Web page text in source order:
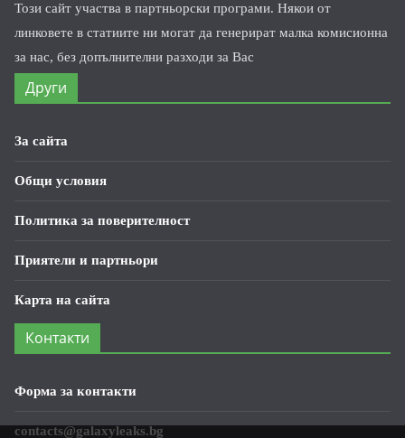
Този сайт участва в партньорски програми. Някои от
линковете в статиите ни могат да генерират малка комисионна
за нас, без допълнителни разходи за Вас
Други
За сайта
Общи условия
Политика за поверителност
Приятели и партньори
Карта на сайта
Контакти
Форма за контакти
contacts@galaxyleaks.bg